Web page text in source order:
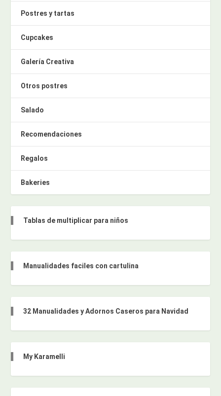
Postres y tartas
Cupcakes
Galería Creativa
Otros postres
Salado
Recomendaciones
Regalos
Bakeries
Tablas de multiplicar para niños
Manualidades faciles con cartulina
32 Manualidades y Adornos Caseros para Navidad
My Karamelli